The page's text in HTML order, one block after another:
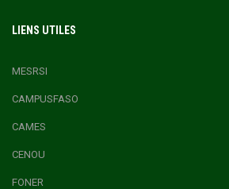
LIENS UTILES
MESRSI
CAMPUSFASO
CAMES
CENOU
FONER